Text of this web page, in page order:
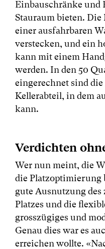
Einbauschränke und
Stauraum bieten.
einer ausfahrbaren
verstecken, und ein
kann mit einem
werden. In den 50
eingerechnet sind die
Kellerabteil, in dem
kann.
Verdichten
Wer nun meint, die
die Platzoptimierung
gute Ausnutzung
Platzes und die
grosszügiges und
Genau dies war es
erreichen wollte.